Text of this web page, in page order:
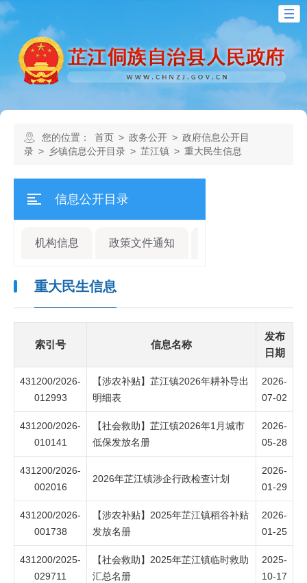
您的位置： 首页 > 政务公开 > 政府信息公开目
录 > 乡镇信息公开目录 > 芷江镇 > 重大民生信息
信息公开目录
机构信息 政策文件通知
重大民生信息
索引号 信息名称
发布
日期
431200/2026-
012993
【涉农补贴】芷江镇2026年耕补导出
明细表
2026-
07-02
431200/2026-
010141
【社会救助】芷江镇2026年1月城市
低保发放名册
2026-
05-28
431200/2026-
002016
2026年芷江镇涉企行政检查计划
2026-
01-29
431200/2026-
001738
【涉农补贴】2025年芷江镇稻谷补贴
发放名册
2026-
01-25
431200/2025-
029711
【社会救助】2025年芷江镇临时救助
汇总名册
2025-
10-17